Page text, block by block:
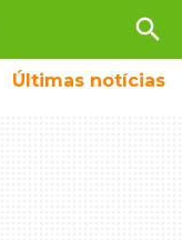
search
Últimas notícias